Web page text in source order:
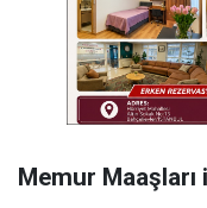
Memur Maaşları